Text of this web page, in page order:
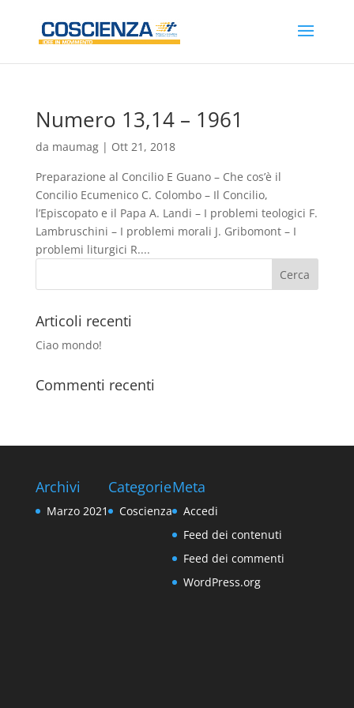
Numero 13,14 – 1961
da maumag| Ott 21, 2018
Preparazione al Concilio E Guano – Che cos’è il
Concilio Ecumenico C. Colombo – Il Concilio,
l’Episcopato e il Papa A. Landi – I problemi teologici F.
Lambruschini – I problemi morali J. Gribomont – I
problemi liturgici R....
Articoli recenti
Ciao mondo!
Commenti recenti
Archivi
Marzo 2021
Categorie
Coscienza
Meta
Accedi
Feed dei contenuti
Feed dei commenti
WordPress.org